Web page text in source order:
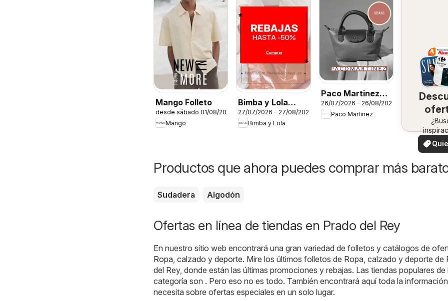
Mango Folleto
desde sábado 01/08/2026
Mango
Bimba y Lola
Folleto
27/07/2026 - 27/08/2026
Bimba y Lola
Paco Martinez
Folleto
26/07/2026 - 26/08/2026
Paco Martinez
en
¡Vea
ofertas
ver
Productos que ahora puedes comprar más
Sudadera Algodón
Ofertas en línea de tiendas en Prado del Rey
En nuestro sitio web encontrará una gran variedad de folletos y catálogos de
Ropa, calzado y deporte. Mire los últimos folletos de Ropa, calzado y deporte de
del Rey, donde están las últimas promociones y rebajas. Las tiendas populares de
categoría son . Pero eso no es todo. También encontrará aquí toda la
necesita sobre ofertas especiales en un solo lugar.